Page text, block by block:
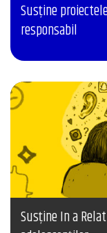
Susține
responsabil
Susține In a